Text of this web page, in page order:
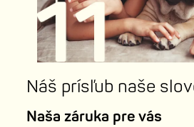
Náš prísľub naše
Naša záruka pre vás